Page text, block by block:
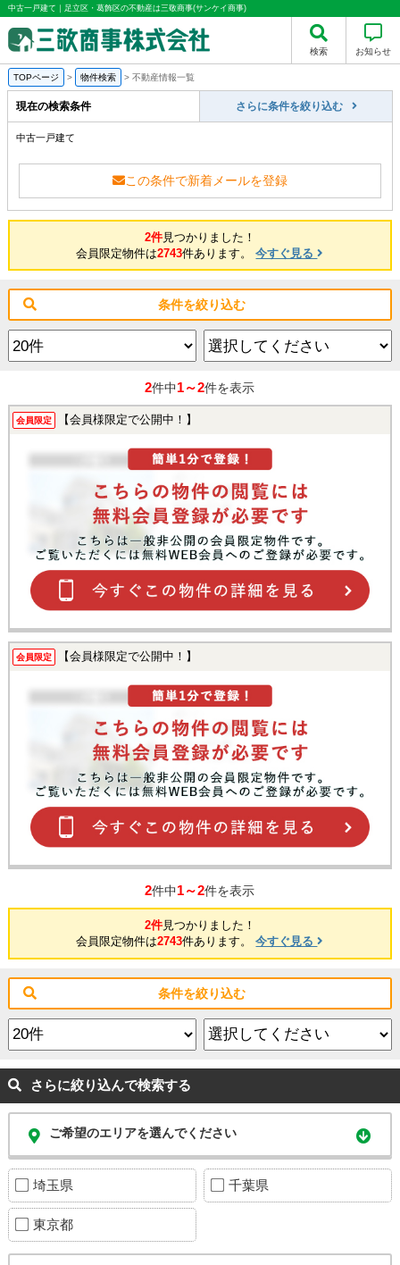
中古一戸建て｜足立区・葛飾区の不動産は三敬商事(サンケイ商事)
検索 お知らせ
TOPページ > 物件検索 > 不動産情報一覧
現在の検索条件 さらに条件を絞り込む
中古一戸建て
この条件で新着メールを登録
2件見つかりました！
会員限定物件は2743件あります。今すぐ見る
条件を絞り込む
2件中1～2件を表示
会員限定 【会員様限定で公開中！】
会員限定 【会員様限定で公開中！】
2件中1～2件を表示
2件見つかりました！
会員限定物件は2743件あります。今すぐ見る
条件を絞り込む
さらに絞り込んで検索する
ご希望のエリアを選んでください
埼玉県 千葉県
東京都